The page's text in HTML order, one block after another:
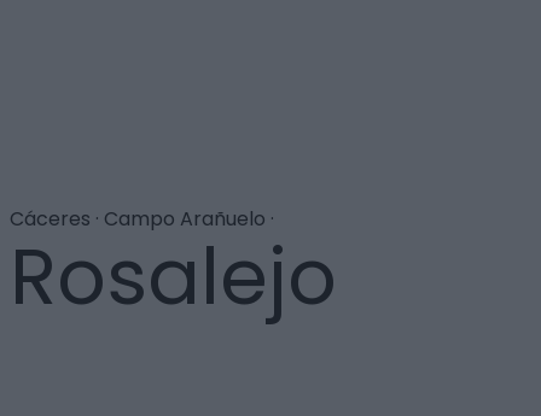
Cáceres · Campo Arañuelo ·
Rosalejo